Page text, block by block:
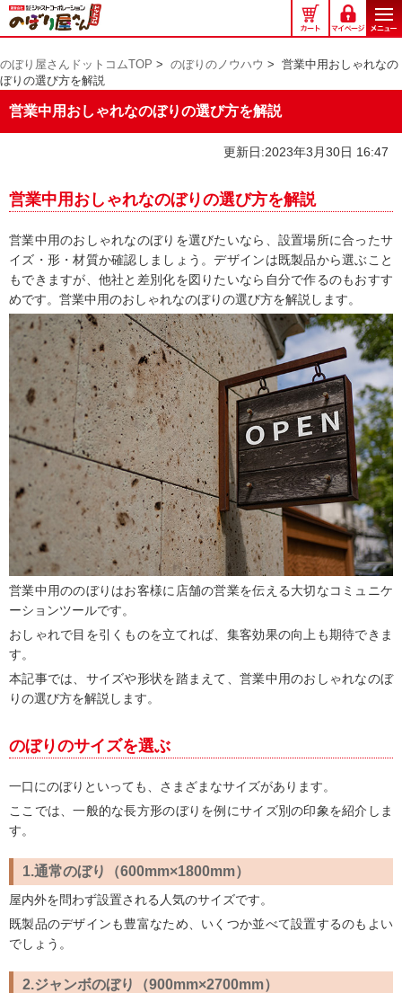
の
ぼ
屋
さ
ん
コ
ム
のぼり屋さんドットコムTOP > のぼりのノウハウ > 営業中用おしゃれなの
ぼりの選び方を解説
営業中用おしゃれなのぼりの選び方を解説
更新日:2023年3月30日 16:47
営業中用おしゃれなのぼりの選び方を解説
営業中用のおしゃれなのぼりを選びたいなら、設置場所に合ったサ
イズ・形・材質か確認しましょう。デザインは既製品から選ぶこと
もできますが、他社と差別化を図りたいなら自分で作るのもおすす
めです。営業中用のおしゃれなのぼりの選び方を解説します。
営業中用ののぼりはお客様に店舗の営業を伝える大切なコミュニケ
ーションツールです。
おしゃれで目を引くものを立てれば、集客効果の向上も期待できま
す。
本記事では、サイズや形状を踏まえて、営業中用のおしゃれなのぼ
りの選び方を解説します。
のぼりのサイズを選ぶ
一口にのぼりといっても、さまざまなサイズがあります。
ここでは、一般的な長方形のぼりを例にサイズ別の印象を紹介しま
す。
1.通常のぼり（600mm×1800mm）
屋内外を問わず設置される人気のサイズです。
既製品のデザインも豊富なため、いくつか並べて設置するのもよい
でしょう。
2.ジャンボのぼり（900mm×2700mm）